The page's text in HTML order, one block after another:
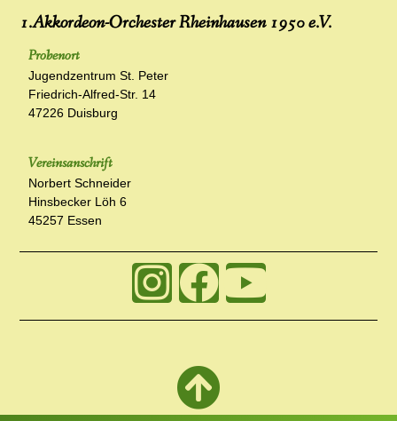
1.Akkordeon-Orchester Rheinhausen 1950 e.V.
Probenort
Jugendzentrum St. Peter
Friedrich-Alfred-Str. 14
47226 Duisburg
Vereinsanschrift
Norbert Schneider
Hinsbecker Löh 6
45257 Essen